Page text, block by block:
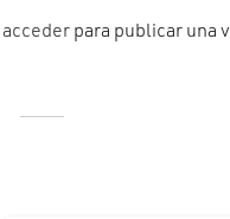
acceder para publicar una